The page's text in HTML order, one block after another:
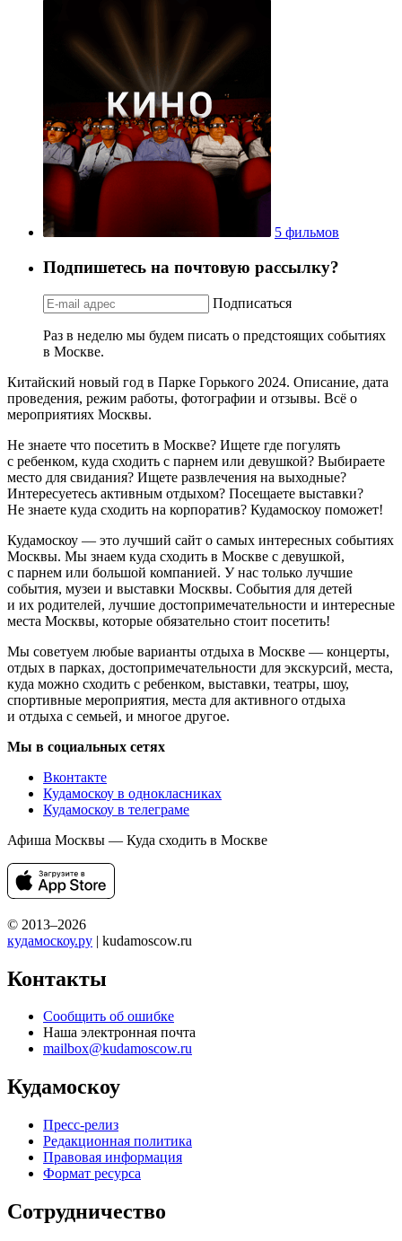
5 фильмов
Подпишетесь на почтовую рассылку?
Подписаться
Раз в неделю мы будем писать о предстоящих событиях
в Москве.
Китайский новый год в Парке Горького 2024. Описание, дата
проведения, режим работы, фотографии и отзывы. Всё о
мероприятиях Москвы.
Не знаете что посетить в Москве? Ищете где погулять
с ребенком, куда сходить с парнем или девушкой? Выбираете
место для свидания? Ищете развлечения на выходные?
Интересуетесь активным отдыхом? Посещаете выставки?
Не знаете куда сходить на корпоратив? Кудамоскоу поможет!
Кудамоскоу — это лучший сайт о самых интересных событиях
Москвы. Мы знаем куда сходить в Москве с девушкой,
с парнем или большой компанией. У нас только лучшие
события, музеи и выставки Москвы. События для детей
и их родителей, лучшие достопримечательности и интересные
места Москвы, которые обязательно стоит посетить!
Мы советуем любые варианты отдыха в Москве — концерты,
отдых в парках, достопримечательности для экскурсий, места,
куда можно сходить с ребенком, выставки, театры, шоу,
спортивные мероприятия, места для активного отдыха
и отдыха с семьей, и многое другое.
Мы в социальных сетях
Вконтакте
Кудамоскоу в однокласниках
Кудамоскоу в телеграме
Афиша Москвы — Куда сходить в Москве
© 2013–2026
кудамоскоу.ру | kudamoscow.ru
Контакты
Сообщить об ошибке
Наша электронная почта
mailbox@kudamoscow.ru
Кудамоскоу
Пресс-релиз
Редакционная политика
Правовая информация
Формат ресурса
Сотрудничество